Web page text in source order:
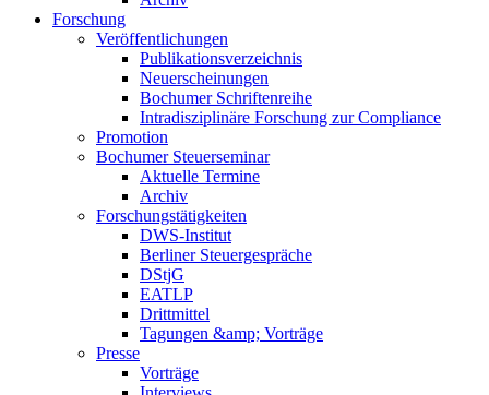
Forschung
Veröffentlichungen
Publikationsverzeichnis
Neuerscheinungen
Bochumer Schriftenreihe
Intradisziplinäre Forschung zur Compliance
Promotion
Bochumer Steuerseminar
Aktuelle Termine
Archiv
Forschungstätigkeiten
DWS-Institut
Berliner Steuergespräche
DStjG
EATLP
Drittmittel
Tagungen &amp; Vorträge
Presse
Vorträge